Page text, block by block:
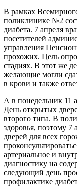
В рамках
поликлинике №2
диабета. 7 апреля
посетителей
управления
прохожих. Цель
стадиях. В этот же
желающие могли
в крови и также
А в понедельник 11
День открытых
второго типа. В
здоровья, поэтому 7
дверей для всех
артериальное и
диагностику на
следующий день
профилактике